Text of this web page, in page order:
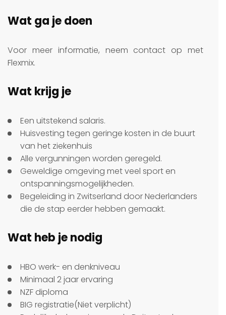
Wat ga je doen
Voor meer informatie, neem contact op met
Flexmix.
Wat krijg je
Een uitstekend salaris.
Huisvesting tegen geringe kosten in de buurt
van het ziekenhuis
Alle vergunningen worden geregeld.
Geweldige omgeving met veel sport en
ontspanningsmogelijkheden.
Begeleiding in Zwitserland door Nederlanders
die de stap eerder hebben gemaakt.
Wat heb je nodig
HBO werk- en denkniveau
Minimaal 2 jaar ervaring
NZF diploma
BIG registratie(Niet verplicht)